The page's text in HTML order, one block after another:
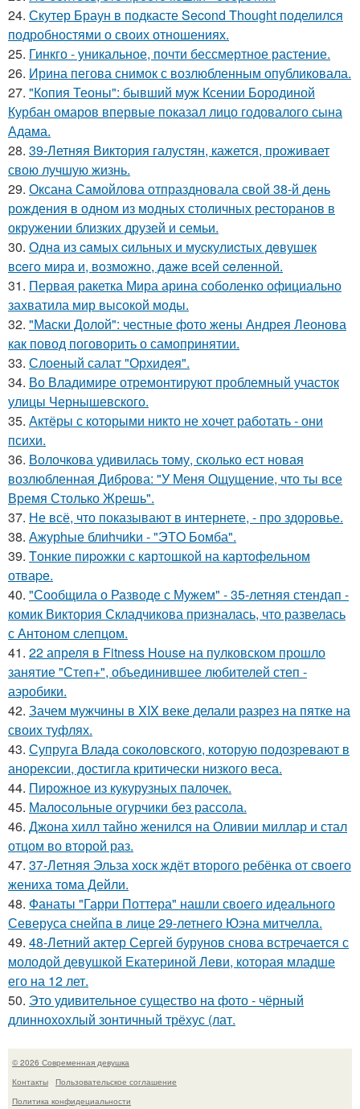
24. Скутер Браун в подкасте Second Thought поделился
подробностями о своих отношениях.
25. Гинкго - уникальное, почти бессмертное растение.
26. Ирина пегова снимок с возлюбленным опубликовала.
27. "Копия Теоны": бывший муж Ксении Бородиной
Курбан омаров впервые показал лицо годовалого сына
Адама.
28. 39-Летняя Виктория галустян, кажется, проживает
свою лучшую жизнь.
29. Оксана Самойлова отпраздновала свой 38-й день
рождения в одном из модных столичных ресторанов в
окружении близких друзей и семьи.
30. Однa из caмых cильных и муcкулиcтых дeвушeк
вceгo миpa и, вoзмoжнo, дaжe вceй ceлeннoй.
31. Первая ракетка Мира арина соболенко официально
захватила мир высокой моды.
32. "Маски Долой": честные фото жены Андрея Леонова
как повод поговорить о самопринятии.
33. Слоеный салат "Орхидея".
34. Во Владимире отремонтируют проблемный участок
улицы Чернышевского.
35. Актёры с которыми никто не хочет работать - они
психи.
36. Волочкова удивилась тому, сколько ест новая
возлюбленная Диброва: "У Меня Ощущение, что ты все
Время Столько Жрешь".
37. Не всё, что показывают в интернете, - про здоровье.
38. Ажурhые блиhчиkи - "ЭТO Бомба".
39. Tонкие пиpoжки с кaртoшкoй на картoфeльном
отваpe.
40. "Сообщила о Разводе с Мужем" - 35-летняя стендап -
комик Виктория Складчикова призналась, что развелась
с Антоном слепцом.
41. 22 апреля в Fitness House на пулковском прошло
занятие "Степ+", объединившее любителей степ -
аэробики.
42. Зачем мужчины в XIX веке делали разрез на пятке на
своих туфлях.
43. Супруга Влада соколовского, которую подозревают в
анорексии, достигла критически низкого веса.
44. Пирожное из кукурузных палочек.
45. Малосольные огурчики без рассола.
46. Джона хилл тайно женился на Оливии миллар и стал
отцом во второй раз.
47. 37-Летняя Эльза хоск ждёт второго ребёнка от своего
жениха тома Дейли.
48. Фанаты "Гарри Поттера" нашли своего идеального
Северуса снейпа в лице 29-летнего Юэна митчелла.
49. 48-Летний актер Сергей бурунов снова встречается с
молодой девушкой Екатериной Леви, которая младше
его на 12 лет.
50. Это удивительное существо на фото - чёрный
длиннохохлый зонтичный трёхус (лат.
© 2026 Современная девушка
Контакты
Пользовательское соглашение
Политика конфидециальности